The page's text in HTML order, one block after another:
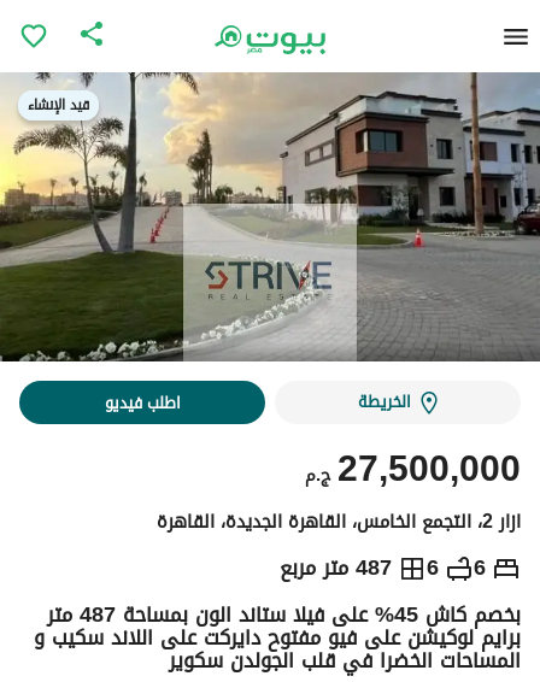
قيد الإنشاء
قيد الإنشاء
الخريطة اطلب فيديو
ج.م 27,500,000
ازار 2، التجمع الخامس، القاهرة الجديدة، القاهرة
6
6 487 متر مربع ج.م 27,500,000
الاماكن القريبة بخصم كاش 45% على فيلا ستاند الون بمساحة 487 متر
برايم لوكيشن على فيو مفتوح دايركت على اللاند سكيب و
المساحات الخضرا في قلب الجولدن سكوير